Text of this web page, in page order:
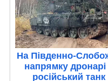
На Південно-
напрямку
російський танк